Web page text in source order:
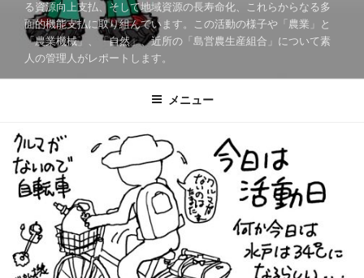
る資源向上支払、そして地域資源の長寿命化、これらからなる多
面的機能支払に取り組んでいます。この活動の様子や「農業」と
「農業機械」、「自然」、近所の「島営農生産組合」について素
人の管理人がレポートします。
メニュー